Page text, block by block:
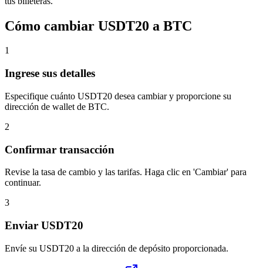
Cómo cambiar USDT20 a BTC
1
Ingrese sus detalles
Especifique cuánto USDT20 desea cambiar y proporcione su
dirección de wallet de BTC.
2
Confirmar transacción
Revise la tasa de cambio y las tarifas. Haga clic en 'Cambiar' para
continuar.
3
Enviar USDT20
Envíe su USDT20 a la dirección de depósito proporcionada.